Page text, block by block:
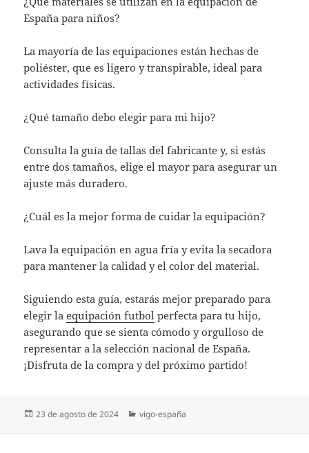
España para niños?
La mayoría de las equipaciones están hechas de
poliéster, que es ligero y transpirable, ideal para
actividades físicas.
¿Qué tamaño debo elegir para mi hijo?
Consulta la guía de tallas del fabricante y, si estás
entre dos tamaños, elige el mayor para asegurar un
ajuste más duradero.
¿Cuál es la mejor forma de cuidar la equipación?
Lava la equipación en agua fría y evita la secadora
para mantener la calidad y el color del material.
Siguiendo esta guía, estarás mejor preparado para
elegir laequipación futbol perfecta para tu hijo,
asegurando que se sienta cómodo y orgulloso de
representar a la selección nacional de España.
¡Disfruta de la compra y del próximo partido!
Publicado
23 de agosto de 2024 Categorías
vigo-españa